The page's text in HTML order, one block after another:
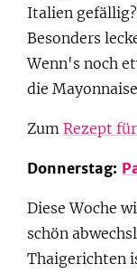
Italien
Besonders
Wenn's noch
die
Zum Rezept
Donnerstag:
Diese Woche
schön
Thaigerichten